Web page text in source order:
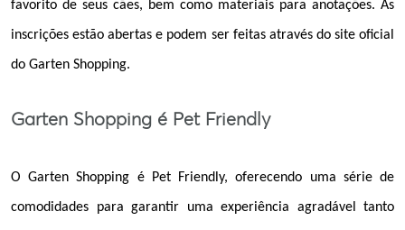
favorito de seus cães, bem como materiais para anotações. As
inscrições estão abertas e podem ser feitas através do site oficial
do Garten Shopping.
Garten Shopping é Pet Friendly
O Garten Shopping é Pet Friendly, oferecendo uma série de
comodidades para garantir uma experiência agradável tanto